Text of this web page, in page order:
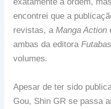
exatamente a ordem,
encontrei que a
revistas, aManga Action
ambas da editora
volumes.
Apesar de ter sido
Gou, Shin GR se passa